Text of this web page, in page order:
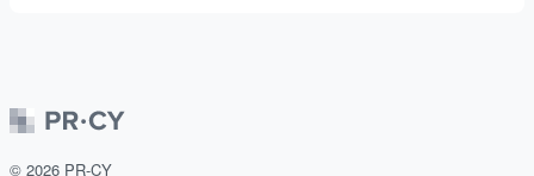
© 2026 PR-CY